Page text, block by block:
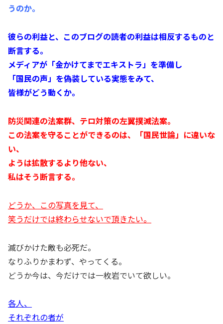
うのか。
彼らの利益と、このブログの読者の利益は相反するものと
断言する。
メディアが「金かけてまでエキストラ」を準備し
「国民の声」を偽装している実態をみて、
皆様がどう動くか。
防災関連の法案群、テロ対策の左翼撲滅法案。
この法案を守ることができるのは、「国民世論」に違いな
い、
ようは拡散するより他ない、
私はそう断言する。
どうか、この写真を見て、
笑うだけでは終わらせないで頂きたい。
滅びかけた敵も必死だ。
なりふりかまわず、やってくる。
どうか今は、今だけでは一枚岩でいて欲しい。
各人、
それぞれの者が